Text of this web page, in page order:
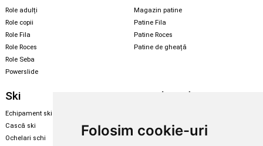
Folosim cookie-uri
Role adulți
Role copii
Role Fila
Role Roces
Role Seba
Powerslide
Magazin patine
Patine Fila
Patine Roces
Patine de gheață
Ski
Echipament ski
Cască ski
Ochelari schi
Snowboard
Echipament snowboard
Legături Rome SDS